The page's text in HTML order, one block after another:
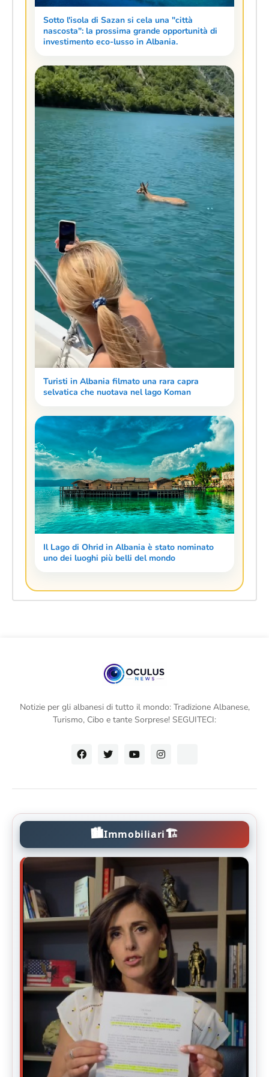
Sotto l'isola di Sazan si cela una "città
nascosta": la prossima grande opportunità di
investimento eco-lusso in Albania.
Turisti in Albania filmato una rara capra
selvatica che nuotava nel lago Koman
Il Lago di Ohrid in Albania è stato nominato
uno dei luoghi più belli del mondo
Notizie per gli albanesi di tutto il mondo: Tradizione Albanese,
Turismo, Cibo e tante Sorprese! SEGUITECI:
🏙️Immobiliari🏗️